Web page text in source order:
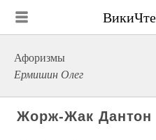
Афоризмы
Ермишин Олег
Жорж-Жак Дантон